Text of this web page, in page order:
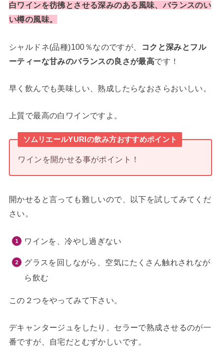
白ワインを彷彿とさせる深みのある風味、バランスのい
い樽の風味。
シャルドネ(品種)100％なのですが、
コクと深みとフル
ーティーな甘みのバランスの良さが最高です！
早く飲んでも美味しい、熟成したらなおさらおいしい。
上質で最高の白ワインですよ。
ソムリエールYURIの飲み方おすすめポイント
ワインを開かせる事がポイント！
開かせると言っても難しいので、以下を試してみてくだ
さい。
ワインを、冷やし過ぎない
グラスを回しながら、空気にたくさん触れされなが
ら飲む
この２つをやってみて下さい。
デキャンタージュをしたり、セラーで熟成させるのが一
番ですが、自宅だとむずかしいです。